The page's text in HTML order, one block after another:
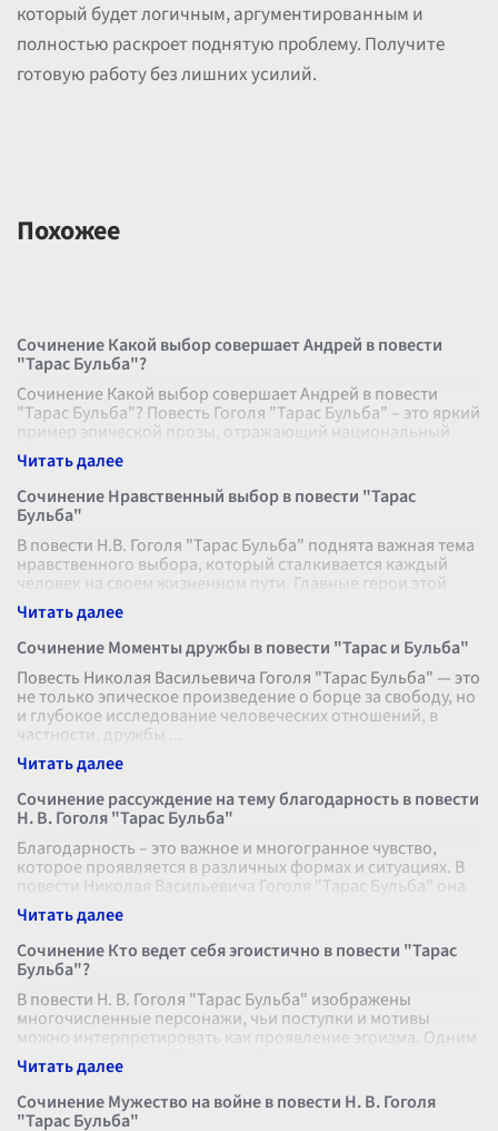
который будет логичным, аргументированным и
полностью раскроет поднятую проблему. Получите
готовую работу без лишних усилий.
Похожее
Сочинение Какой выбор совершает Андрей в повести
"Тарас Бульба"?
Сочинение Какой выбор совершает Андрей в повести
"Тарас Бульба"? Повесть Гоголя "Тарас Бульба" – это яркий
пример эпической прозы, отражающий национальный
колорит и культурные цен
Сочинение Нравственный выбор в повести "Тарас
Бульба"
В повести Н.В. Гоголя "Тарас Бульба" поднята важная тема
нравственного выбора, который сталкивается каждый
человек на своем жизненном пути. Главные герои этой
повести, в первую оче
Сочинение Моменты дружбы в повести "Тарас и Бульба"
Повесть Николая Васильевича Гоголя "Тарас Бульба" — это
не только эпическое произведение о борце за свободу, но
и глубокое исследование человеческих отношений, в
частности, дружбы
Сочинение рассуждение на тему благодарность в повести
Н. В. Гоголя "Тарас Бульба"
Благодарность – это важное и многогранное чувство,
которое проявляется в различных формах и ситуациях. В
повести Николая Васильевича Гоголя "Тарас Бульба" она
играет значительную р
Сочинение Кто ведет себя эгоистично в повести "Тарас
Бульба"?
В повести Н. В. Гоголя "Тарас Бульба" изображены
многочисленные персонажи, чьи поступки и мотивы
можно интерпретировать как проявление эгоизма. Одним
из таких персонажей является А
Сочинение Мужество на войне в повести Н. В. Гоголя
"Тарас Бульба"